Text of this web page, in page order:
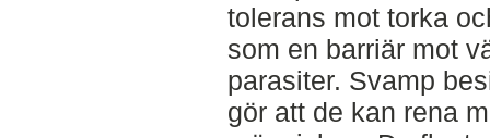
tolerans mot torka
som en barriär mot
parasiter. Svamp
gör att de kan rena